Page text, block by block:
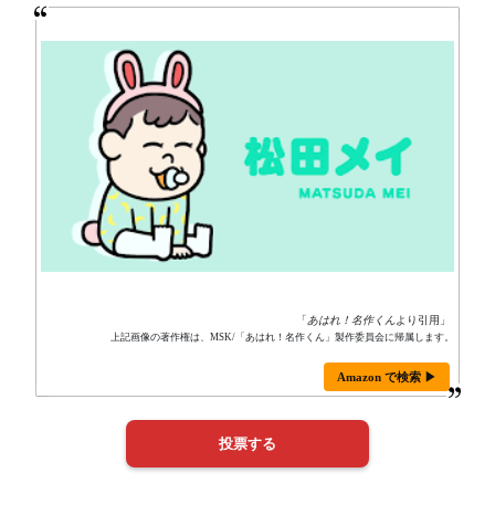
「あはれ！名作くん より引用」
上記画像の著作権は、MSK/「あはれ！名作くん」製作委員会に帰属します。
Amazon で検索 ▶